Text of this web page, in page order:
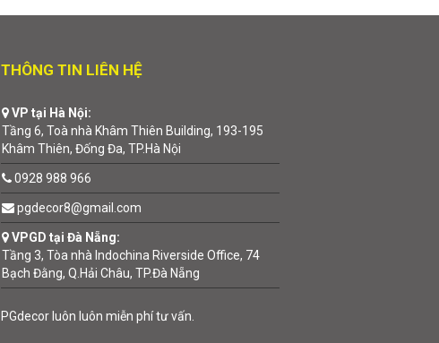
THÔNG TIN LIÊN HỆ
VP tại Hà Nội:
Tầng 6, Toà nhà Khâm Thiên Building, 193-195
Khâm Thiên, Đống Đa, TP.Hà Nội
0928 988 966
pgdecor8@gmail.com
VPGD tại Đà Nẵng:
Tầng 3, Tòa nhà Indochina Riverside Office, 74
Bạch Đằng, Q.Hải Châu, TP.Đà Nẵng
PGdecor luôn luôn miễn phí tư vấn.